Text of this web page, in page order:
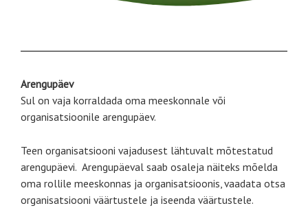
Arengupäev
Sul on vaja korraldada oma meeskonnale või
organisatsioonile arengupäev.
Teen organisatsiooni vajadusest lähtuvalt mõtestatud
arengupäevi. Arengupäeval saab osaleja näiteks mõelda
oma rollile meeskonnas ja organisatsioonis, vaadata otsa
organisatsiooni väärtustele ja iseenda väärtustele.